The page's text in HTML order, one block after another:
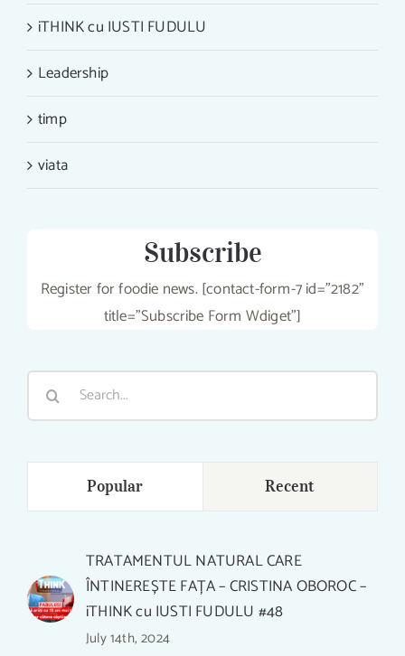
iTHINK cu IUSTI FUDULU
Leadership
timp
viata
Subscribe
Register for foodie news. [contact-form-7 id="2182"
title="Subscribe Form Wdiget"]
Search
Popular Recent
TRATAMENTUL NATURAL CARE
ÎNTINEREȘTE FAȚA – CRISTINA OBOROC –
iTHINK cu IUSTI FUDULU #48
July 14th, 2024